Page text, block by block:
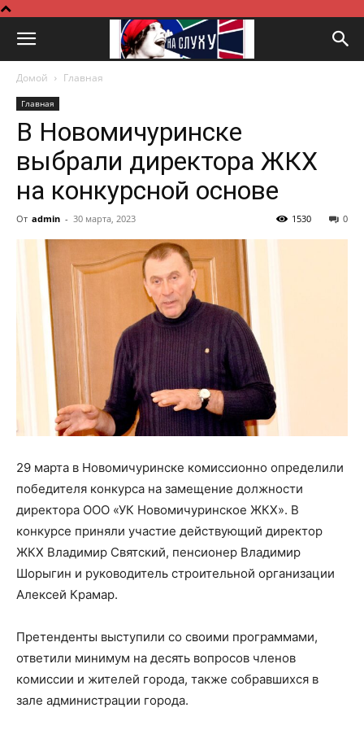
Домой Главная
Главная
В Новомичуринске
выбрали директора ЖКХ
на конкурсной основе
От admin - 30 марта, 2023 0
1530
29 марта в Новомичуринске комиссионно определили
победителя конкурса на замещение должности
директора ООО «УК Новомичуринское ЖКХ». В
конкурсе приняли участие действующий директор
ЖКХ Владимир Святский, пенсионер Владимир
Шорыгин и руководитель строительной организации
Алексей Крамар.
Претенденты выступили со своими программами,
ответили минимум на десять вопросов членов
комиссии и жителей города, также собравшихся в
зале администрации города.